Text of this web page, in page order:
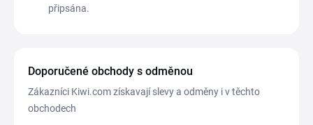
připsána.
Doporučené obchody s odměnou
Zákazníci Kiwi.com získavají slevy a odměny i v těchto
obchodech